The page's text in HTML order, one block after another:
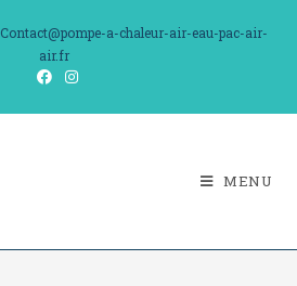
Contact@pompe-a-chaleur-air-eau-pac-air-
air.fr
MENU